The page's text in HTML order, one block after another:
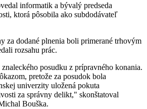
informatik a bývalý predseda
ktorá pôsobila ako subdodávateľ
za dodané plnenia boli primerané trhovým
rozsahu prác.
posudku z prípravného konania.
pretože za posudok bola
univerzity uložená pokuta
za správny delikt," skonštatoval
Bouška.